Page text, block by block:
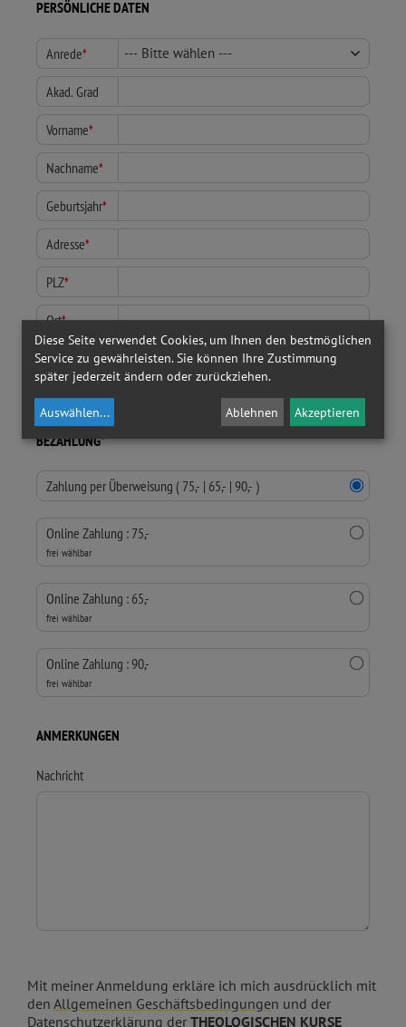
PERSÖNLICHE DATEN
Anrede*
Akad. Grad
Vorname*
Nachname*
Geburtsjahr*
Adresse*
PLZ*
Ort*
Telefon*
E-Mail*
BEZAHLUNG*
Zahlung per Überweisung ( 75,- | 65,- | 90,- )
Online Zahlung : 75,-
frei wählbar
Online Zahlung : 65,-
frei wählbar
Online Zahlung : 90,-
frei wählbar
ANMERKUNGEN
Nachricht
Mit meiner Anmeldung erkläre ich mich ausdrücklich mit
den Allgemeinen Geschäftsbedingungen und der
Datenschutzerklärung der THEOLOGISCHEN KURSE
Diese Seite verwendet Cookies, um Ihnen den bestmöglichen
Service zu gewährleisten. Sie können Ihre Zustimmung
später jederzeit ändern oder zurückziehen.
Auswählen... Ablehnen Akzeptieren